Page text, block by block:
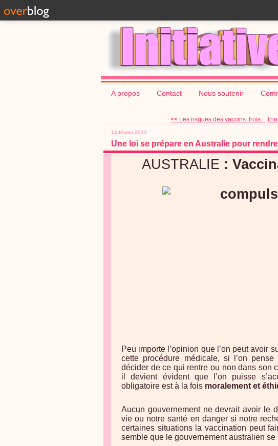
A propos Contact Nous soutenir
<< Les risques des vaccins: trois...
14 février 2013
Une loi se prépare en Australie pour
AUSTRALIE :
Peu importe l’opinion que l’on peut avoir
cette procédure médicale, si l’on
décider de ce qui rentre ou non dans son
il devient évident que l’on puisse
obligatoire est à la fois moralement et
Aucun gouvernement ne devrait avoir le
vie ou notre santé en danger si notre
certaines situations la vaccination peut
semble que le gouvernement australien se